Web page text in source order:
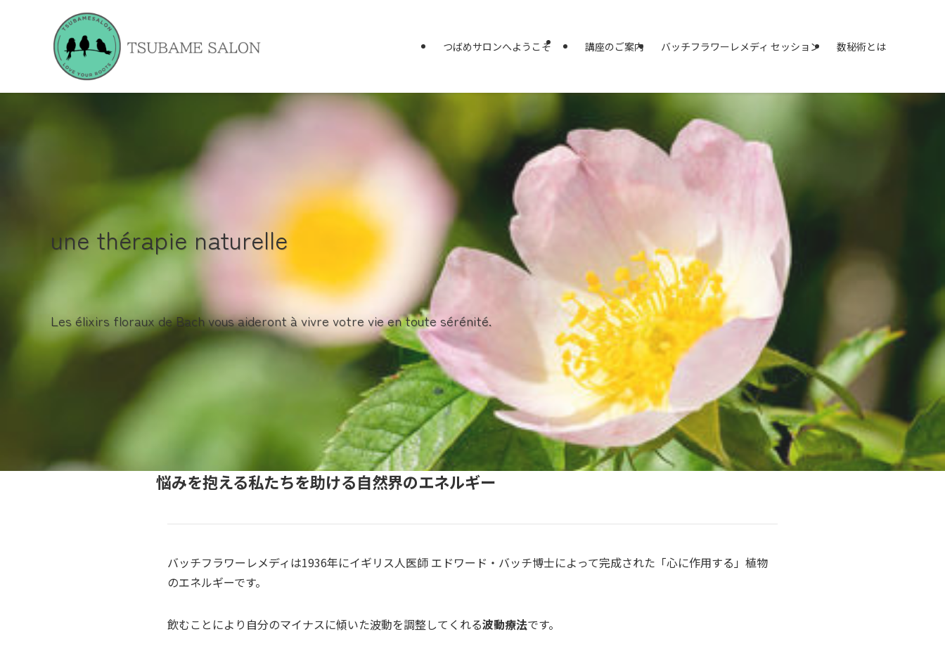
つばめサロンへようこそ 講座のご案内 バッチフラワーレメディ セッション 数秘術とは
une thérapie naturelle
Les élixirs floraux de Bach vous aideront à vivre votre vie en toute sérénité.
悩みを抱える私たちを助ける自然界のエネルギー
バッチフラワーレメディは1936年にイギリス人医師 エドワード・バッチ博士によって完成された「心に作用する」植物
のエネルギーです。
飲むことにより自分のマイナスに傾いた波動を調整してくれる波動療法です。